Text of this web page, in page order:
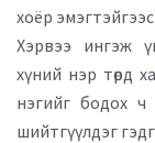
хоёр
Хэрвээ ингэж
хүний нэр төрд
нэгийг бодох ч
шийтгүүлдэг